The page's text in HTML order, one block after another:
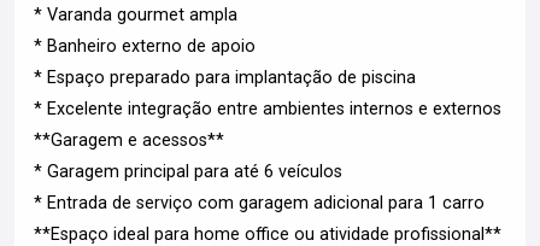
* Varanda gourmet ampla
* Banheiro externo de apoio
* Espaço preparado para implantação de piscina
* Excelente integração entre ambientes internos e externos
**Garagem e acessos**
* Garagem principal para até 6 veículos
* Entrada de serviço com garagem adicional para 1 carro
**Espaço ideal para home office ou atividade profissional**